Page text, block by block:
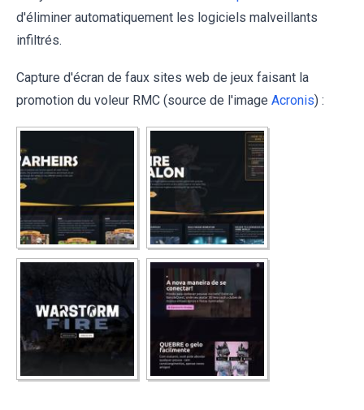
d'éliminer automatiquement les logiciels malveillants
infiltrés.
Capture d'écran de faux sites web de jeux faisant la
promotion du voleur RMC (source de l'image Acronis) :